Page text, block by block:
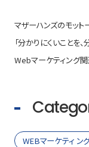
マザーハンズのモット
「分かりにくいことを、
Webマーケティング
WEBマーケティン